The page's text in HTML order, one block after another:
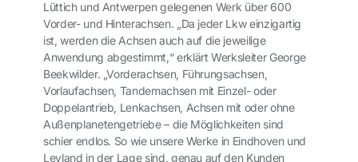
Lüttich und Antwerpen gelegenen Werk über 600
Vorder- und Hinterachsen. „Da jeder Lkw einzigartig
ist, werden die Achsen auch auf die jeweilige
Anwendung abgestimmt,“ erklärt Werksleiter George
Beekwilder. „Vorderachsen, Führungsachsen,
Vorlaufachsen, Tandemachsen mit Einzel- oder
Doppelantrieb, Lenkachsen, Achsen mit oder ohne
Außenplanetengetriebe – die Möglichkeiten sind
schier endlos. So wie unsere Werke in Eindhoven und
Leyland in der Lage sind, genau auf den Kunden